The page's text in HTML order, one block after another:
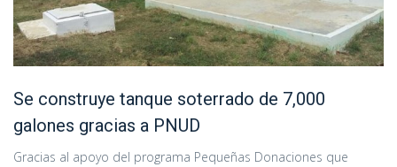
Se construye tanque soterrado de 7,000
galones gracias a PNUD
Gracias al apoyo del programa Pequeñas Donaciones que